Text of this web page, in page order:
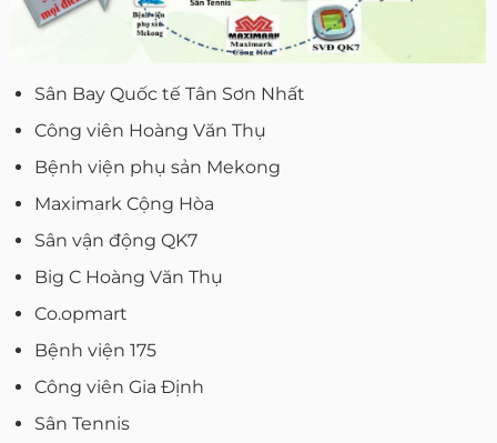
Sân Bay Quốc tế Tân Sơn Nhất
Công viên Hoàng Văn Thụ
Bệnh viện phụ sản Mekong
Maximark Cộng Hòa
Sân vận động QK7
Big C Hoàng Văn Thụ
Co.opmart
Bệnh viện 175
Công viên Gia Định
Sân Tennis